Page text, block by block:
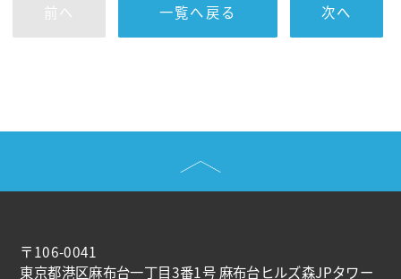
前へ 一覧へ戻る 次へ
〒106-0041
東京都港区麻布台一丁目3番1号 麻布台ヒルズ森JPタワー